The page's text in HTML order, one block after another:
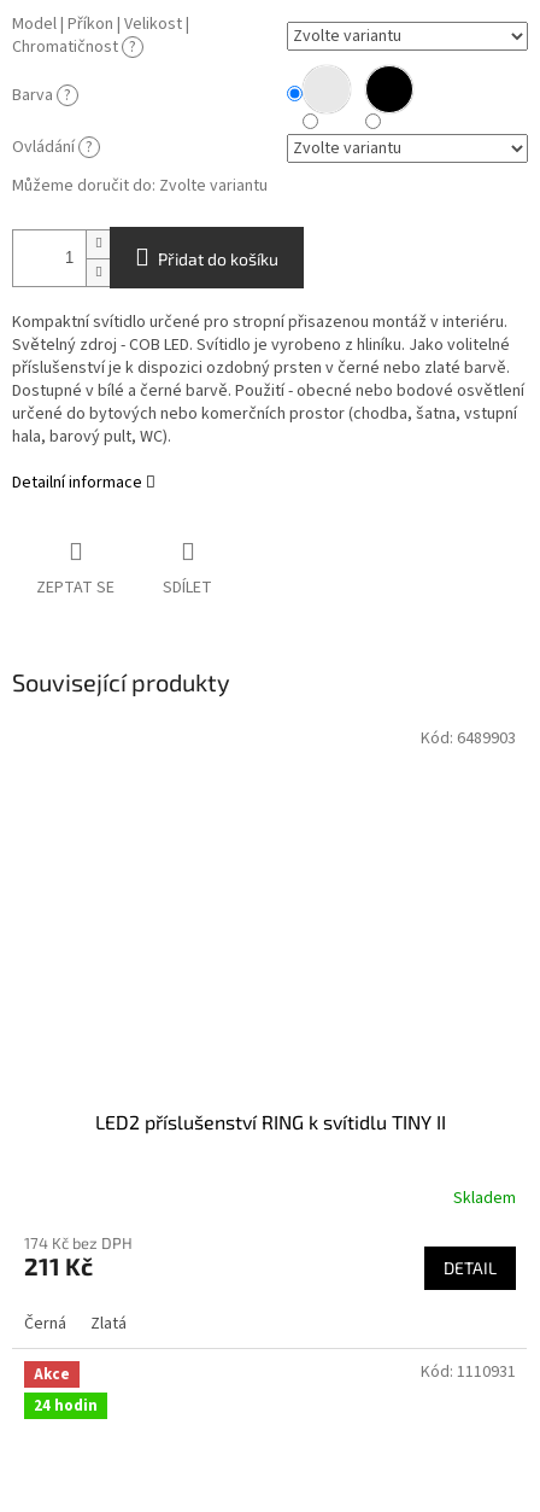
Model | Příkon | Velikost |
Chromatičnost ?
Barva ?
Ovládání ?
Můžeme doručit do: Zvolte variantu
Přidat do košíku
Kompaktní svítidlo určené pro stropní přisazenou montáž v interiéru.
Světelný zdroj - COB LED. Svítidlo je vyrobeno z hliníku. Jako volitelné
příslušenství je k dispozici ozdobný prsten v černé nebo zlaté barvě.
Dostupné v bílé a černé barvě. Použití - obecné nebo bodové osvětlení
určené do bytových nebo komerčních prostor (chodba, šatna, vstupní
hala, barový pult, WC).
Detailní informace
ZEPTAT SE SDÍLET
Související produkty
LED2 příslušenství RING k svítidlu TINY II
Skladem
174 Kč bez DPH
211 Kč DETAIL
Černá Zlatá
Kód: 6489903
Akce
24 hodin
Kód: 1110931